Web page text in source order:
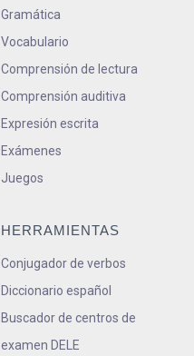
Gramática
Vocabulario
Comprensión de lectura
Comprensión auditiva
Expresión escrita
Exámenes
Juegos
HERRAMIENTAS
Conjugador de verbos
Diccionario español
Buscador de centros de
examen DELE